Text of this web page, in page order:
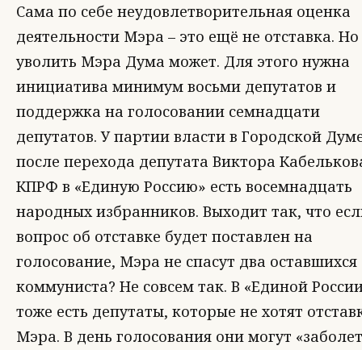
Сама по себе неудовлетворительная оценка
деятельности Мэра – это ещё не отставка. Но
уволить Мэра Дума может. Для этого нужна
инициатива минимум восьми депутатов и
поддержка на голосовании семнадцати
депутатов. У партии власти в Городской
после перехода депутата Виктора
КПРФ в «Единую Россию» есть восемнадцать
народных избранников. Выходит так, что
вопрос об отставке будет поставлен на
голосование, Мэра не спасут два оставшихся
коммуниста? Не совсем так. В «Единой
тоже есть депутаты, которые не хотят
Мэра. В день голосования они могут